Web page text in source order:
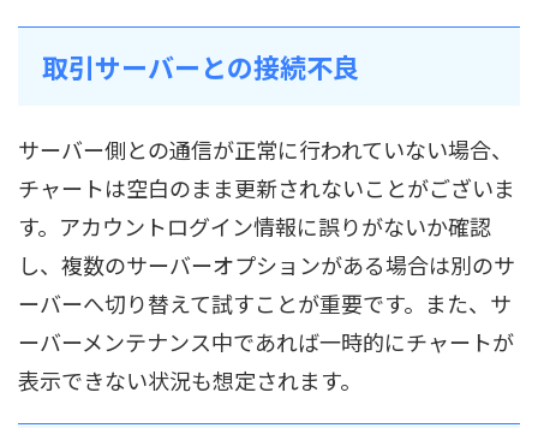
取引サーバーとの接続不良
サーバー側との通信が正常に行われていない場合、
チャートは空白のまま更新されないことがございま
す。アカウントログイン情報に誤りがないか確認
し、複数のサーバーオプションがある場合は別のサ
ーバーへ切り替えて試すことが重要です。また、サ
ーバーメンテナンス中であれば一時的にチャートが
表示できない状況も想定されます。